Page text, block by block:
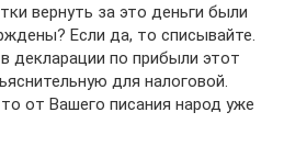
вернуть за это деньги были
Если да, то списывайте.
декларации по прибыли этот
для налоговой.
от Вашего писания народ уже